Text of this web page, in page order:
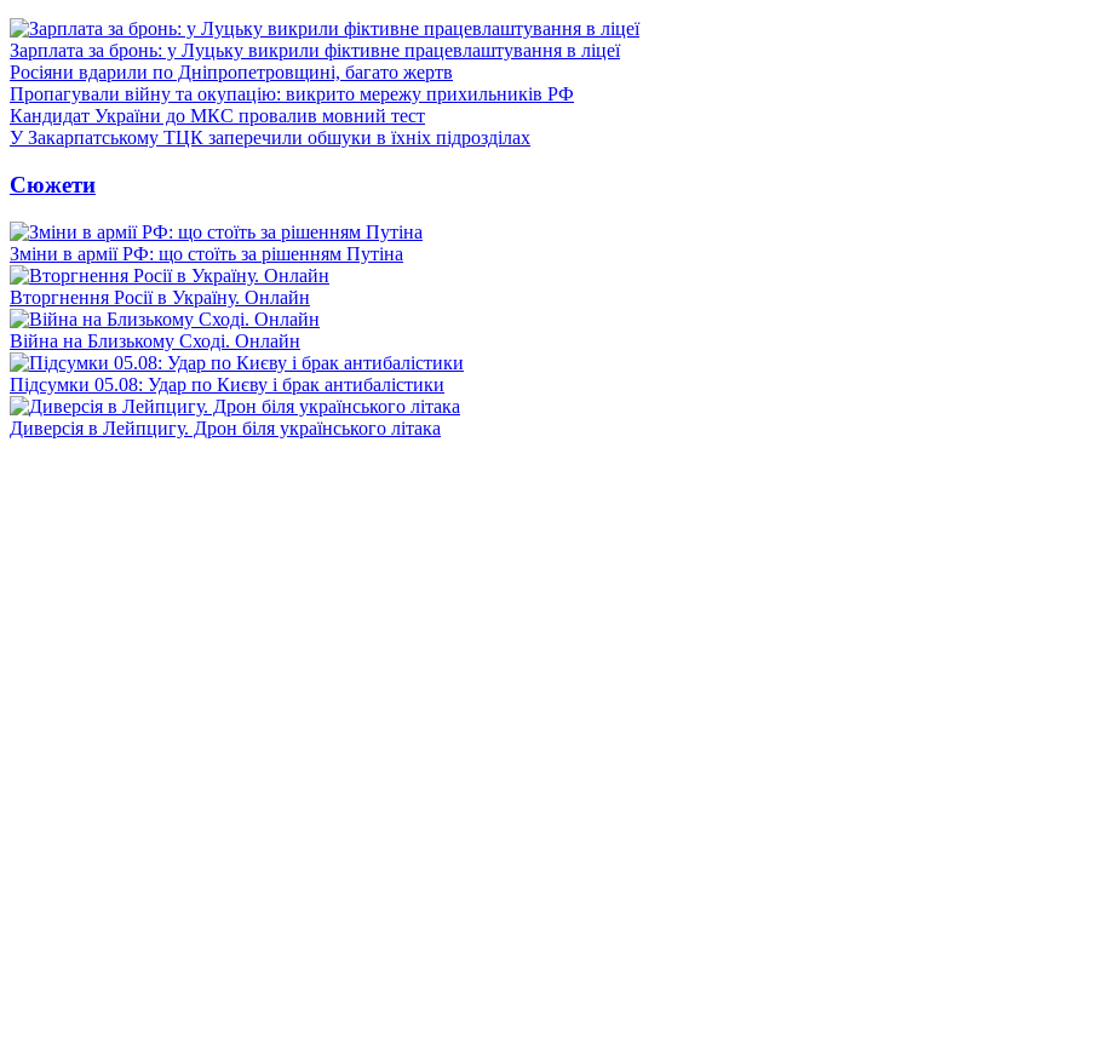
Зарплата за бронь: у Луцьку викрили фіктивне працевлаштування в ліцеї
Росіяни вдарили по Дніпропетровщині, багато жертв
Пропагували війну та окупацію: викрито мережу прихильників РФ
Кандидат України до МКС провалив мовний тест
У Закарпатському ТЦК заперечили обшуки в їхніх підрозділах
Сюжети
Зміни в армії РФ: що стоїть за рішенням Путіна
Вторгнення Росії в Україну. Онлайн
Війна на Близькому Сході. Онлайн
Підсумки 05.08: Удар по Києву і брак антибалістики
Диверсія в Лейпцигу. Дрон біля українського літака